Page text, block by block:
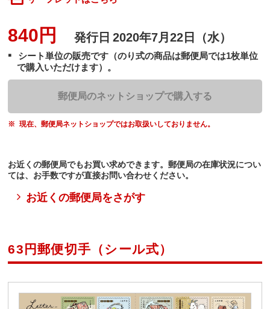
840円 発行日 2020年7月22日（水）
シート単位の販売です（のり式の商品は郵便局では1枚単位
で購入いただけます）。
郵便局のネットショップで購入する
現在、郵便局ネットショップではお取扱いしておりません。
お近くの郵便局でもお買い求めできます。郵便局の在庫状況につい
ては、お手数ですが直接お問い合わせください。
お近くの郵便局をさがす
63円郵便切手（シール式）